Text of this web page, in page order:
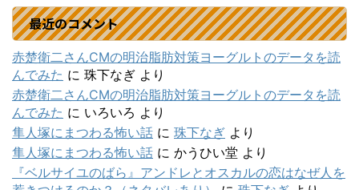
最近のコメント
赤楚衛二さんCMの明治脂肪対策ヨーグルトのデータを読
んでみた に 珠下なぎ より
赤楚衛二さんCMの明治脂肪対策ヨーグルトのデータを読
んでみた に いろいろ より
隼人塚にまつわる怖い話 に 珠下なぎ より
隼人塚にまつわる怖い話 に かうひい堂 より
『ベルサイユのばら』アンドレとオスカルの恋はなぜ人を